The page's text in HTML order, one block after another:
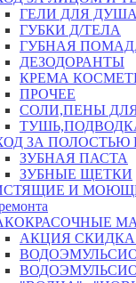
ГЕЛИ ДЛЯ ДУША
ГУБКИ Д/ТЕЛА
ГУБНАЯ
ДЕЗОДОРАНТЫ
КРЕМА
ПРОЧЕЕ
СОЛИ,ПЕНЫ
ЗА ПОЛОСТЬЮ
ЗУБНАЯ ПАСТА
ЗУБНЫЕ ЩЕТКИ
И
АКЦИЯ СКИДКА